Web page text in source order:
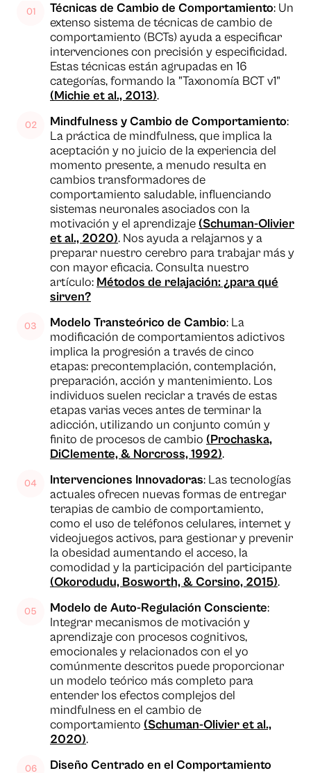
Técnicas de Cambio de Comportamiento: Un
extenso sistema de técnicas de cambio de
comportamiento (BCTs) ayuda a especificar
intervenciones con precisión y especificidad.
Estas técnicas están agrupadas en 16
categorías, formando la "Taxonomía BCT v1"
(Michie et al., 2013).
Mindfulness y Cambio de Comportamiento:
La práctica de mindfulness, que implica la
aceptación y no juicio de la experiencia del
momento presente, a menudo resulta en
cambios transformadores de
comportamiento saludable, influenciando
sistemas neuronales asociados con la
motivación y el aprendizaje (Schuman-Olivier
et al., 2020). Nos ayuda a relajarnos y a
preparar nuestro cerebro para trabajar más y
con mayor eficacia. Consulta nuestro
artículo: Métodos de relajación: ¿para qué
sirven?
Modelo Transteórico de Cambio: La
modificación de comportamientos adictivos
implica la progresión a través de cinco
etapas: precontemplación, contemplación,
preparación, acción y mantenimiento. Los
individuos suelen reciclar a través de estas
etapas varias veces antes de terminar la
adicción, utilizando un conjunto común y
finito de procesos de cambio (Prochaska,
DiClemente, & Norcross, 1992).
Intervenciones Innovadoras: Las tecnologías
actuales ofrecen nuevas formas de entregar
terapias de cambio de comportamiento,
como el uso de teléfonos celulares, internet y
videojuegos activos, para gestionar y prevenir
la obesidad aumentando el acceso, la
comodidad y la participación del participante
(Okorodudu, Bosworth, & Corsino, 2015).
Modelo de Auto-Regulación Consciente:
Integrar mecanismos de motivación y
aprendizaje con procesos cognitivos,
emocionales y relacionados con el yo
comúnmente descritos puede proporcionar
un modelo teórico más completo para
entender los efectos complejos del
mindfulness en el cambio de
comportamiento (Schuman-Olivier et al.,
2020).
Diseño Centrado en el Comportamiento